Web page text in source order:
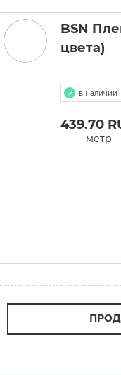
BSN
цвета)
в наличии
439.70
метр